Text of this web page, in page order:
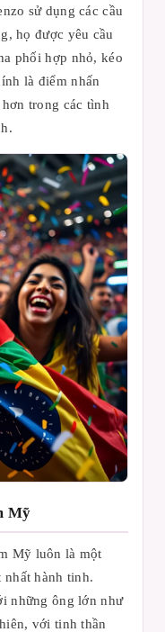
sử dụng các cầu
họ được yêu cầu
phối hợp nhỏ, kéo
là điểm nhấn
trong các tình
Mỹ
Mỹ luôn là một
hành tinh.
những ông lớn như
với tinh thần